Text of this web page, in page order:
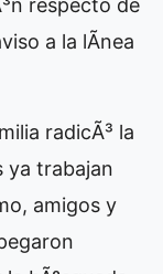
a la lÃ­nea
radicÃ³ la
ya trabajan
amigos y